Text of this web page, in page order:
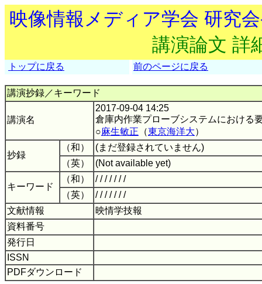
映像情報メディア学会 研究
講演論文 詳
トップに戻る 前のページに戻る
講演抄録／キーワード
講演名
2017-09-04 14:25
倉庫内作業プローブシステムにおける
○麻生敏正 （東京海洋大）
抄録
（和）
(まだ登録されていません)
（英）
(Not available yet)
キーワード
（和）
/ / / / / / /
（英）
/ / / / / / /
文献情報
映情学技報
資料番号
発行日
ISSN
PDFダウンロード